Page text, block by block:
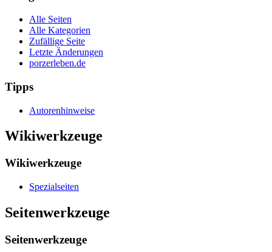
Alle Seiten
Alle Kategorien
Zufällige Seite
Letzte Änderungen
porzerleben.de
Tipps
Autorenhinweise
Wikiwerkzeuge
Wikiwerkzeuge
Spezialseiten
Seitenwerkzeuge
Seitenwerkzeuge